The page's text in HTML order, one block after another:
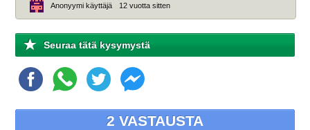
Anonyymi käyttäjä 12 vuotta sitten
Seuraa tätä kysymystä
2 VASTAUSTA